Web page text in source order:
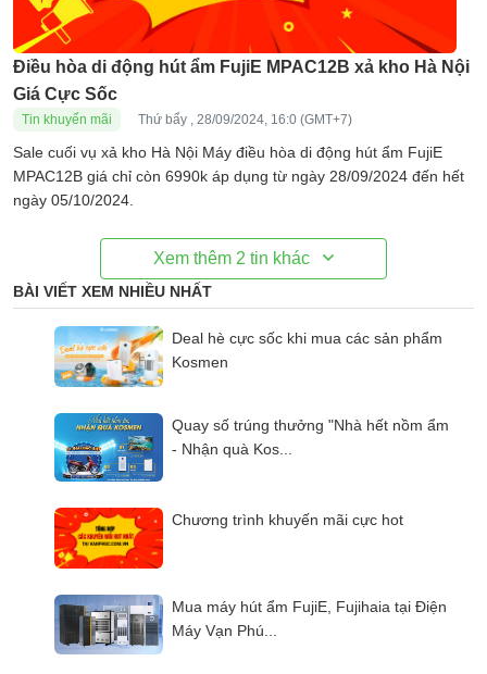
Điều hòa di động hút ẩm FujiE MPAC12B xả kho Hà Nội
Giá Cực Sốc
Tin khuyến mãi Thứ bẩy , 28/09/2024, 16:0 (GMT+7)
Sale cuối vụ xả kho Hà Nội Máy điều hòa di động hút ẩm FujiE
MPAC12B giá chỉ còn 6990k áp dụng từ ngày 28/09/2024 đến hết
ngày 05/10/2024.
Xem thêm 2 tin khác
BÀI VIẾT XEM NHIỀU NHẤT
Deal hè cực sốc khi mua các sản phẩm
Kosmen
Quay số trúng thưởng "Nhà hết nồm ẩm
- Nhận quà Kos...
Chương trình khuyến mãi cực hot
Mua máy hút ẩm FujiE, Fujihaia tại Điện
Máy Vạn Phú...